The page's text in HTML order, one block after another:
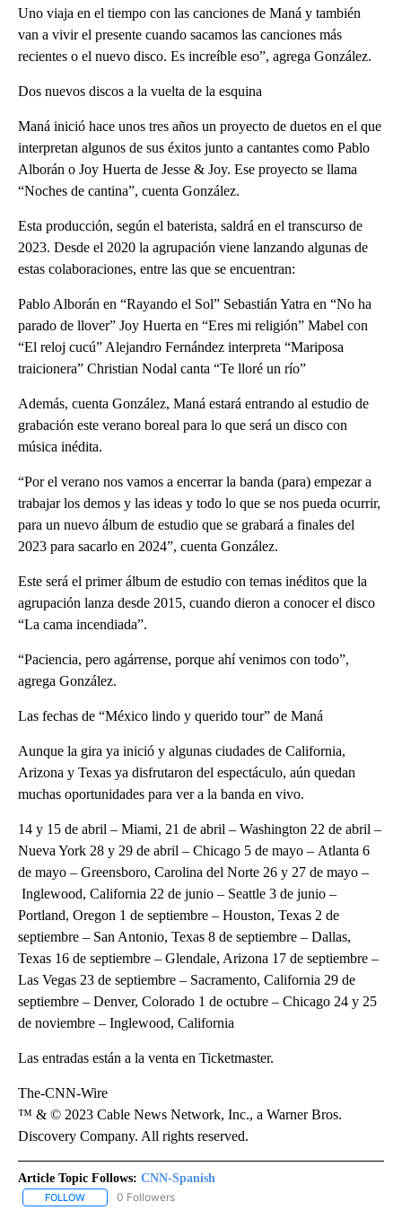
Uno viaja en el tiempo con las canciones de Maná y también
van a vivir el presente cuando sacamos las canciones más
recientes o el nuevo disco. Es increíble eso”, agrega González.
Dos nuevos discos a la vuelta de la esquina
Maná inició hace unos tres años un proyecto de duetos en el que
interpretan algunos de sus éxitos junto a cantantes como Pablo
Alborán o Joy Huerta de Jesse & Joy. Ese proyecto se llama
“Noches de cantina”, cuenta González.
Esta producción, según el baterista, saldrá en el transcurso de
2023. Desde el 2020 la agrupación viene lanzando algunas de
estas colaboraciones, entre las que se encuentran:
Pablo Alborán en “Rayando el Sol” Sebastián Yatra en “No ha
parado de llover” Joy Huerta en “Eres mi religión” Mabel con
“El reloj cucú” Alejandro Fernández interpreta “Mariposa
traicionera” Christian Nodal canta “Te lloré un río”
Además, cuenta González, Maná estará entrando al estudio de
grabación este verano boreal para lo que será un disco con
música inédita.
“Por el verano nos vamos a encerrar la banda (para) empezar a
trabajar los demos y las ideas y todo lo que se nos pueda ocurrir,
para un nuevo álbum de estudio que se grabará a finales del
2023 para sacarlo en 2024”, cuenta González.
Este será el primer álbum de estudio con temas inéditos que la
agrupación lanza desde 2015, cuando dieron a conocer el disco
“La cama incendiada”.
“Paciencia, pero agárrense, porque ahí venimos con todo”,
agrega González.
Las fechas de “México lindo y querido tour” de Maná
Aunque la gira ya inició y algunas ciudades de California,
Arizona y Texas ya disfrutaron del espectáculo, aún quedan
muchas oportunidades para ver a la banda en vivo.
14 y 15 de abril – Miami, 21 de abril – Washington 22 de abril –
Nueva York 28 y 29 de abril – Chicago 5 de mayo – Atlanta 6
de mayo – Greensboro, Carolina del Norte 26 y 27 de mayo –
Inglewood, California 22 de junio – Seattle 3 de junio –
Portland, Oregon 1 de septiembre – Houston, Texas 2 de
septiembre – San Antonio, Texas 8 de septiembre – Dallas,
Texas 16 de septiembre – Glendale, Arizona 17 de septiembre –
Las Vegas 23 de septiembre – Sacramento, California 29 de
septiembre – Denver, Colorado 1 de octubre – Chicago 24 y 25
de noviembre – Inglewood, California
Las entradas están a la venta en Ticketmaster.
The-CNN-Wire
™ & © 2023 Cable News Network, Inc., a Warner Bros.
Discovery Company. All rights reserved.
Article Topic Follows: CNN-Spanish
FOLLOW FOLLOW "CNN-SPANISH" TO RECEIVE NOTIFICATIONS ABOUT
0 Followers